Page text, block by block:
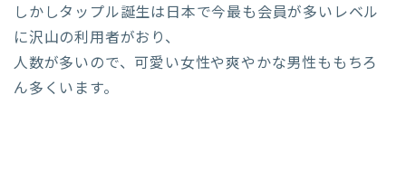
しかしタップル誕生は日本で今最も会員が多いレベル
に沢山の利用者がおり、
人数が多いので、可愛い女性や爽やかな男性ももちろ
ん多くいます。